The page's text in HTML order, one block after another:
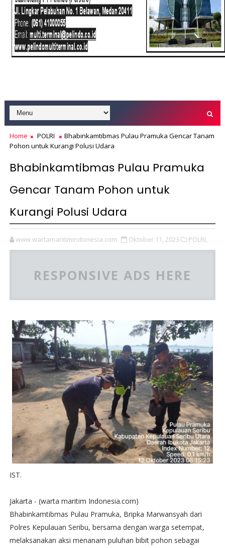
Home POLRI
Bhabinkamtibmas Pulau Pramuka Gencar Tanam
Pohon untuk Kurangi Polusi Udara
Bhabinkamtibmas Pulau Pramuka
Gencar Tanam Pohon untuk
Kurangi Polusi Udara
www.wartamaritimindonesia.com Oktober 11, 2023 POLRI,
RESPONSIVE ADS HERE
IST.
Jakarta - (warta maritim Indonesia.com)
Bhabinkamtibmas Pulau Pramuka, Bripka Marwansyah dari
Polres Kepulauan Seribu, bersama dengan warga setempat,
melaksanakan aksi menanam puluhan bibit pohon sebagai